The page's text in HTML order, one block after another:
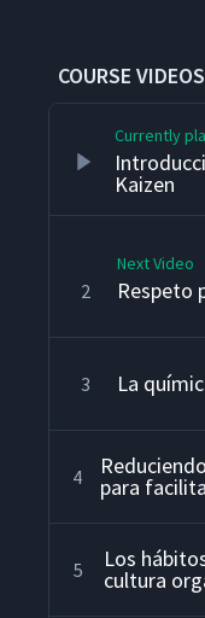
COURSE VIDEOS
Currently
Kaizen
2
Next Video
Respeto
3 La
4 para
5 Los
cultura